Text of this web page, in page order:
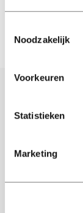
Noodzakelijk
Voorkeuren
Statistieken
Marketing
Blijf op de